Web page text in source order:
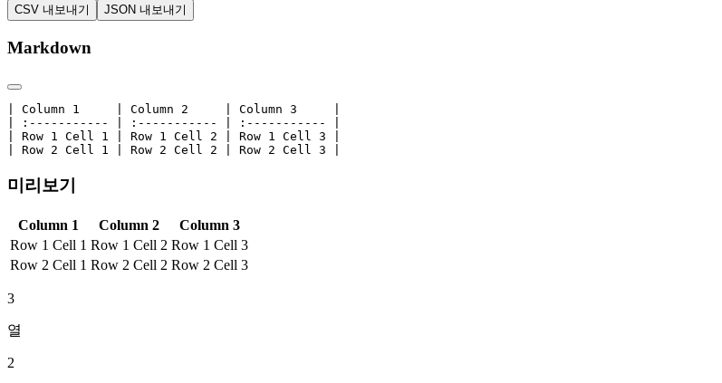
CSV 내보내기 JSON 내보내기
Markdown
| Column 1     | Column 2     | Column 3     |
| :----------- | :----------- | :----------- |
| Row 1 Cell 1 | Row 1 Cell 2 | Row 1 Cell 3 |
| Row 2 Cell 1 | Row 2 Cell 2 | Row 2 Cell 3 |
미리보기
Column 1 Column 2
Column 3
Row 1 Cell 1 Row 1 Cell 2 Row 1 Cell 3
Row 2 Cell 1 Row 2 Cell 2 Row 2 Cell 3
3
열
2